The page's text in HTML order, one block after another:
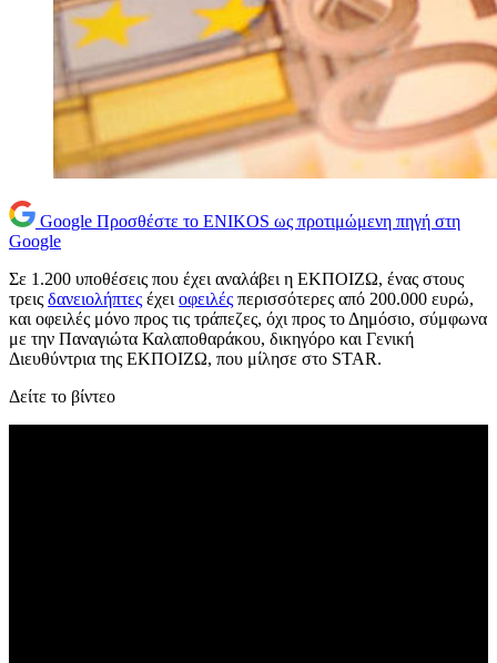
Google Προσθέστε το ENIKOS ως προτιμώμενη πηγή στη
Google
Σε 1.200 υποθέσεις που έχει αναλάβει η ΕΚΠΟΙΖΩ, ένας στους
τρεις δανειολήπτες έχει οφειλές περισσότερες από 200.000 ευρώ,
και οφειλές μόνο προς τις τράπεζες, όχι προς το Δημόσιο, σύμφωνα
με την Παναγιώτα Καλαποθαράκου, δικηγόρο και Γενική
Διευθύντρια της ΕΚΠΟΙΖΩ, που μίλησε στο STAR.
Δείτε το βίντεο